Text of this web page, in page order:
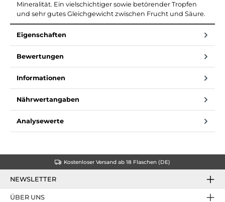
Mineralität. Ein vielschichtiger sowie betörender Tropfen
und sehr gutes Gleichgewicht zwischen Frucht und Säure.
Eigenschaften
Bewertungen
Informationen
Nährwertangaben
Analysewerte
Kostenloser Versand ab 18 Flaschen (DE)
NEWSLETTER
ÜBER UNS